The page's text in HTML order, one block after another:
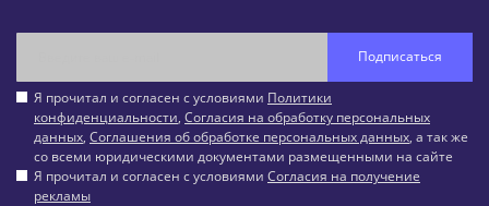
Подписаться
Я прочитал и согласен с условиями Политики
конфиденциальности, Согласия на обработку персональных
данных, Соглашения об обработке персональных данных, а так же
со всеми юридическими документами размещенными на сайте
Я прочитал и согласен с условиями Согласия на получение
рекламы